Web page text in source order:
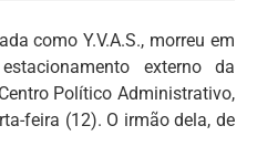
como Y.V.A.S., morreu em
externo da
Político Administrativo,
feira (12). O irmão dela, de